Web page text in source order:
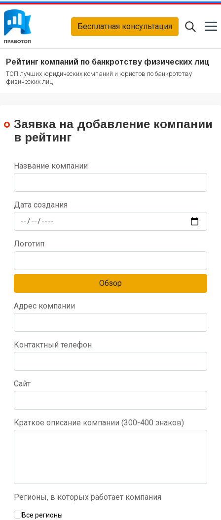
Бесплатная консультация
Рейтинг компаний по банкротству физических лиц
ТОП лучших юридических компаний и юристов по банкротству
физических лиц
Заявка на добавление компании
в рейтинг
Название компании
Дата создания
Логотип
Обзор
Адрес компании
Контактный телефон
Сайт
Краткое описание компании (300-400 знаков)
Регионы, в которых работает компания
Все регионы